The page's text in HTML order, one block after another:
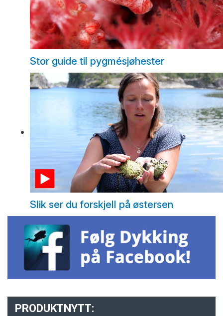
Stor guide til pygmésjøhester
Slik ser du forskjell på østersen
PRODUKTNYTT: